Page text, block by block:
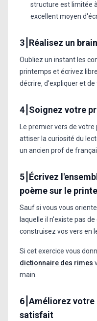
structure est limitée
excellent moyen
3⎮Réalisez un
Oubliez un instant les
printemps et écrivez
décrire, d'expliquer et
4⎮Soignez votre
Le premier vers de
attiser la curiosité du
un ancien prof de
5⎮Écrivez
poème sur le
Sauf si vous vous
laquelle il n'existe pas
construisez vos vers en
Si cet exercice vous
dictionnaire des rimes
main.
6⎮Améliorez votre
satisfait